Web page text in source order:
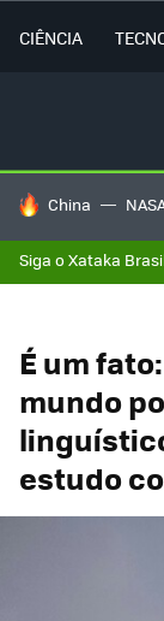
CIÊNCIA
TENDÊNCIAS
China
Siga o Xataka
É um
mundo
estudo